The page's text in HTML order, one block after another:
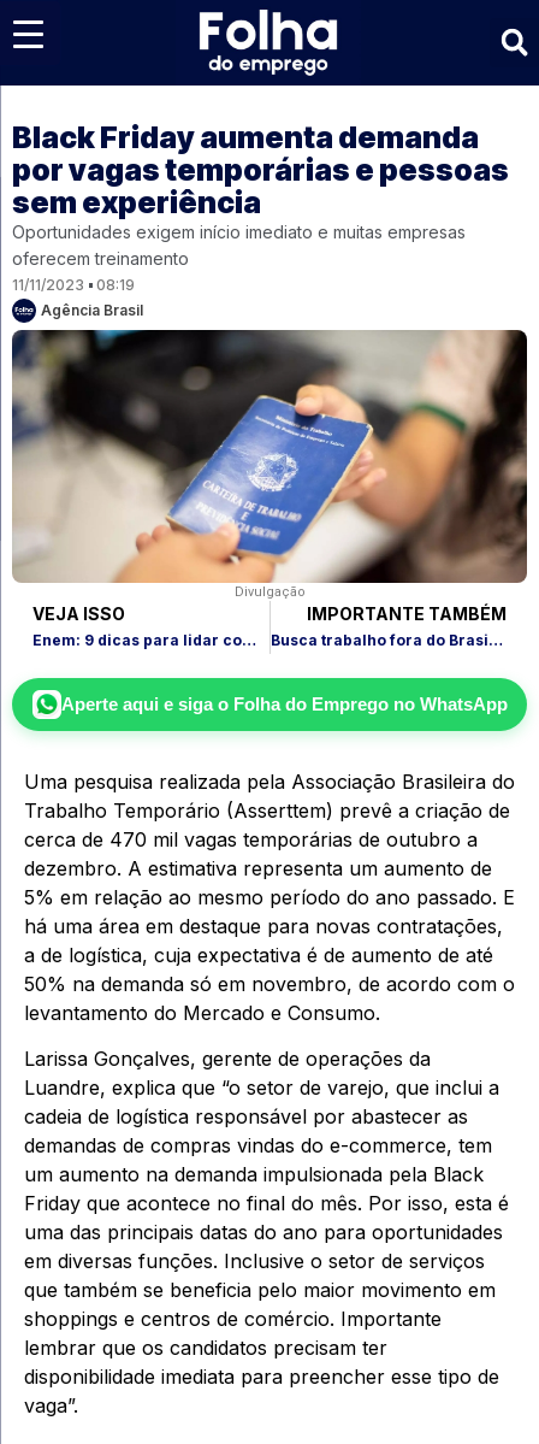
Black Friday aumenta demanda
por vagas temporárias e pessoas
sem experiência
Oportunidades exigem início imediato e muitas empresas
oferecem treinamento
11/11/2023
08:19
Agência Brasil
Divulgação
VEJA ISSO
Enem: 9 dicas para lidar com a ansiedade para 2ª etapa
IMPORTANTE TAMBÉM
Busca trabalho fora do Brasil? 4 dicas de um bom portfólio para conquistar oportunidades no exterior
Aperte aqui e siga o Folha do Empregono WhatsApp
Uma pesquisa realizada pela Associação Brasileira do
Trabalho Temporário (Asserttem) prevê a criação de
cerca de 470 mil vagas temporárias de outubro a
dezembro. A estimativa representa um aumento de
5% em relação ao mesmo período do ano passado. E
há uma área em destaque para novas contratações,
a de logística, cuja expectativa é de aumento de até
50% na demanda só em novembro, de acordo com o
levantamento do Mercado e Consumo.
Larissa Gonçalves, gerente de operações da
Luandre, explica que “o setor de varejo, que inclui a
cadeia de logística responsável por abastecer as
demandas de compras vindas do e-commerce, tem
um aumento na demanda impulsionada pela Black
Friday que acontece no final do mês. Por isso, esta é
uma das principais datas do ano para oportunidades
em diversas funções. Inclusive o setor de serviços
que também se beneficia pelo maior movimento em
shoppings e centros de comércio. Importante
lembrar que os candidatos precisam ter
disponibilidade imediata para preencher esse tipo de
vaga”.